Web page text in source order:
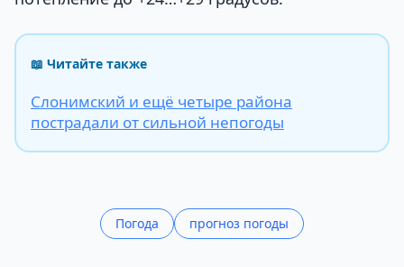
📖 Читайте также
Слонимский и ещё четыре района
пострадали от сильной непогоды
Погода прогноз погоды